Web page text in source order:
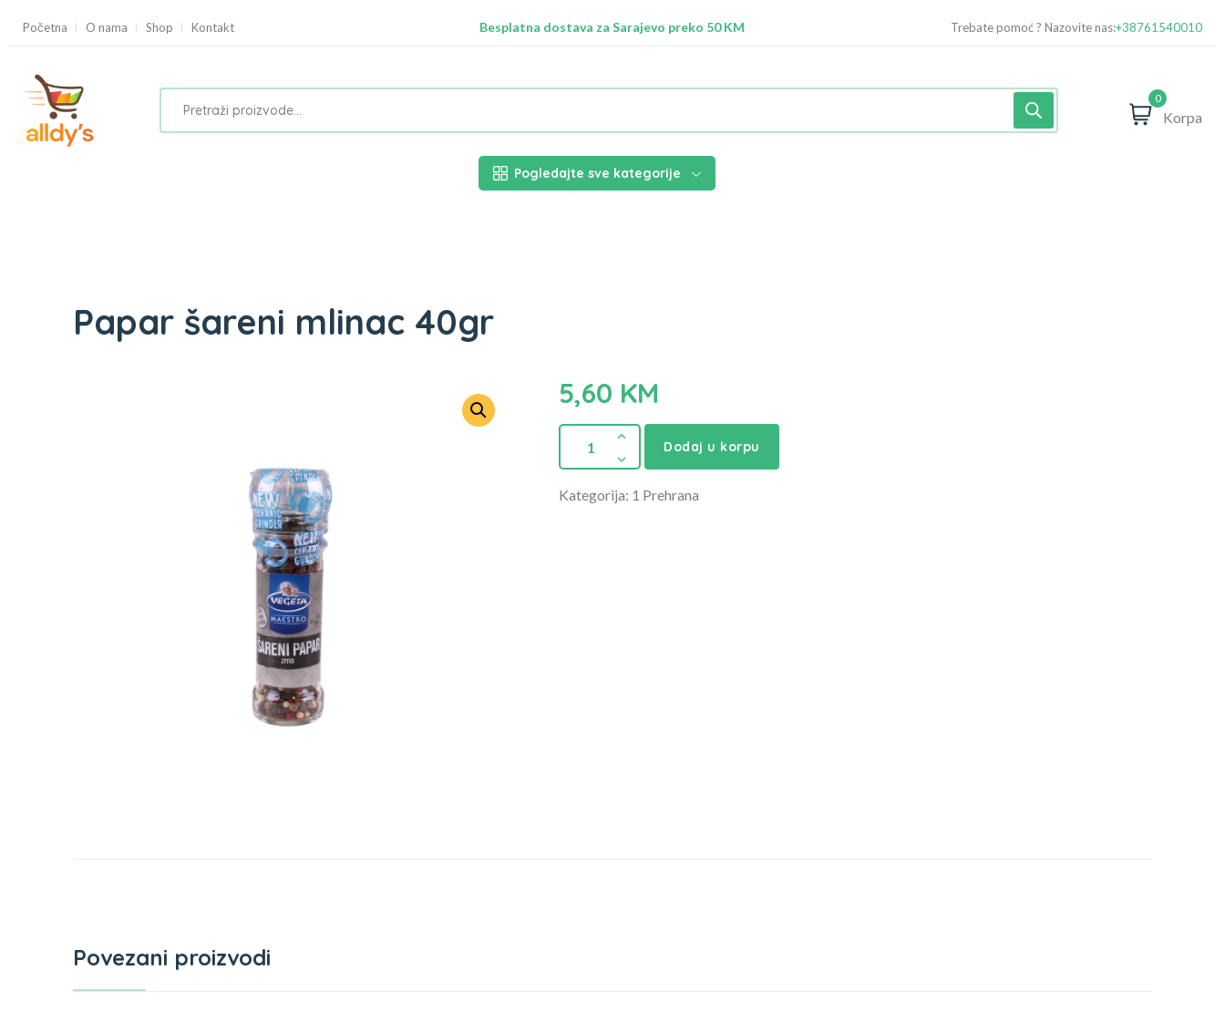
Početna O nama Shop Kontakt
Besplatna dostava za Sarajevo preko 50 KM
Trebate pomoć ? Nazovite nas:+38761540010
0
Korpa
Pogledajte sve kategorije
Papar šareni mlinac 40gr
5,60 KM
Dodaj u korpu
Kategorija: 1 Prehrana
Povezani proizvodi